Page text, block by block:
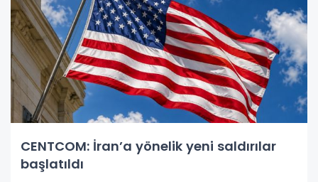
CENTCOM: İran’a yönelik yeni saldırılar
başlatıldı